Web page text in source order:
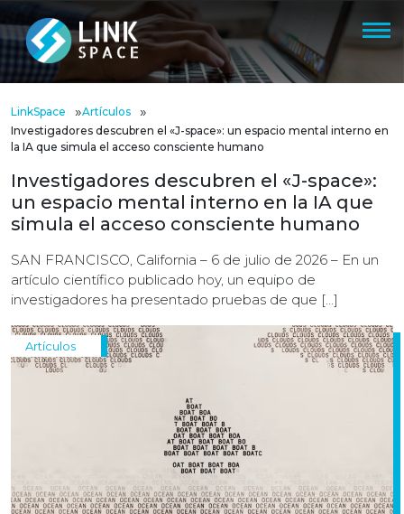
LinkSpace »Artículos »
Investigadores descubren el «J-space»: un espacio mental interno en
la IA que simula el acceso consciente humano
Investigadores descubren el «J-space»:
un espacio mental interno en la IA que
simula el acceso consciente humano
SAN FRANCISCO, California – 6 de julio de 2026 – En un
artículo científico publicado hoy, un equipo de
investigadores ha presentado pruebas de que […]
Artículos